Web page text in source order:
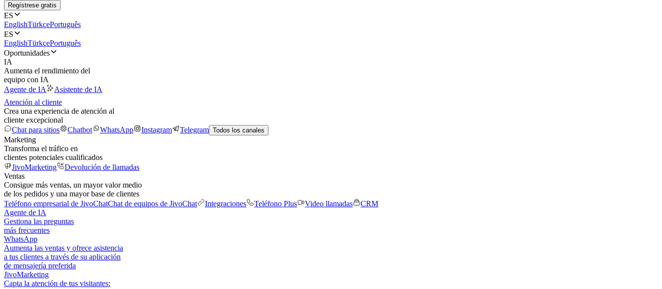
Regístrese gratis
ES
EnglishTürkçePortuguês
ES
EnglishTürkçePortuguês
Oportunidades
IA
Aumenta el rendimiento del
equipo con IA
Agente de IA
Asistente de IA
Atención al cliente
Crea una experiencia de atención al
cliente excepcional
Chat para sitios
Chatbot WhatsApp Instagram Telegram Todos los canales
Marketing
Transforma el tráfico en
clientes potenciales cualificados
JivoMarketing
Devolución de llamadas
Ventas
Consigue más ventas, un mayor valor medio
de los pedidos y una mayor base de clientes
Teléfono empresarial de JivoChatChat de equipos de JivoChat Integraciones Teléfono Plus Video llamadas
CRM
Agente de IA
Gestiona las preguntas
más frecuentes
WhatsApp
Aumenta las ventas y ofrece asistencia
a tus clientes a través de su aplicación
de mensajería preferida
JivoMarketing
Capta la atención de tus visitantes: